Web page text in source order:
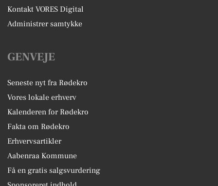
Kontakt VORES Digital
Administrer samtykke
GENVEJE
Seneste nyt fra Rødekro
Vores lokale erhverv
Kalenderen for Rødekro
Fakta om Rødekro
Erhvervsartikler
Aabenraa Kommune
Få en gratis salgsvurdering